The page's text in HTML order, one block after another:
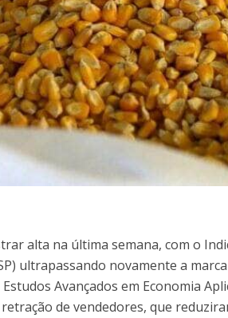
alta na última semana, com o
ultrapassando novamente a
Avançados em Economia
de vendedores, que